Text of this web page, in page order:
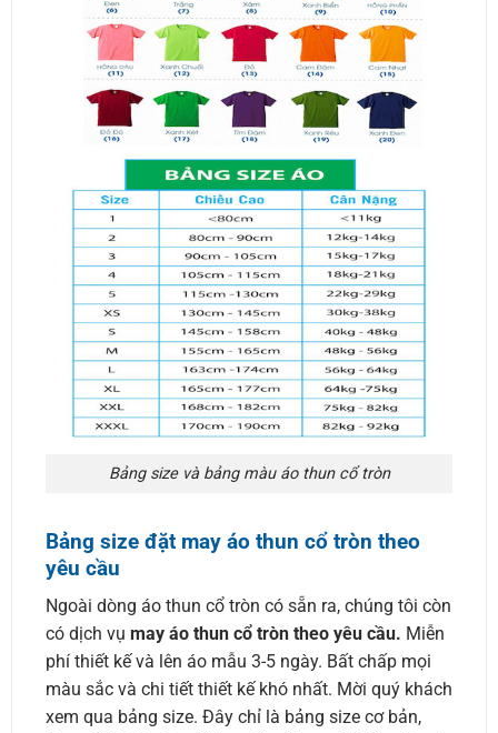
Bảng size và bảng màu áo thun cổ tròn
Bảng size đặt may áo thun cổ tròn theo
yêu cầu
Ngoài dòng áo thun cổ tròn có sẵn ra, chúng tôi còn
có dịch vụ may áo thun cổ tròn theo yêu cầu. Miễn
phí thiết kế và lên áo mẫu 3-5 ngày. Bất chấp mọi
màu sắc và chi tiết thiết kế khó nhất. Mời quý khách
xem qua bảng size. Đây chỉ là bảng size cơ bản,